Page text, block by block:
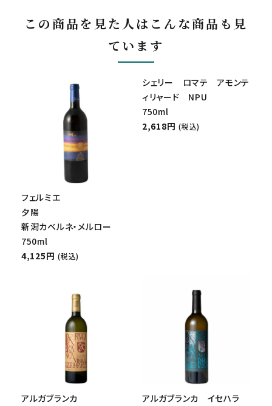
この商品を見た人はこんな商品も見
ています
フェルミエ
夕陽
新潟カベルネ・メルロー
750ml
4,125円 (税込)
シェリー ロマテ アモンテ
ィリャード NPU
750ml
2,618円 (税込)
アルガブランカ
アルガブランカ イセハラ